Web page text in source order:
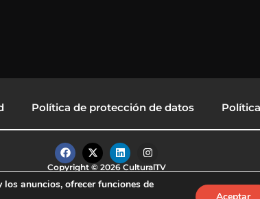
Política de protección de datos
F
a
c
b
X
-
t
w
i
L
i
n
k
e
I
n
s
t
a
Copyright © 2026 CulturalTV
anuncios, ofrecer funciones de